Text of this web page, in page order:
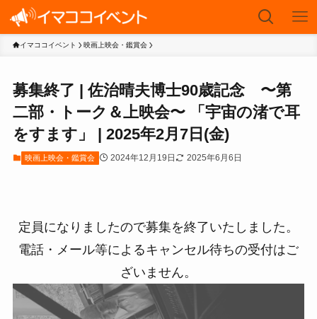
イマココイベント 映画上映会・鑑賞会
募集終了 | 佐治晴夫博士90歳記念 〜第
二部・トーク＆上映会〜 「宇宙の渚で耳
をすます」 | 2025年2月7日(金)
映画上映会・鑑賞会 2024年12月19日 2025年6月6日
定員になりましたので募集を終了いたしました。
電話・メール等によるキャンセル待ちの受付はご
ざいません。